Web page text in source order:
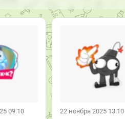
09:10 22 ноября 2025 13:10